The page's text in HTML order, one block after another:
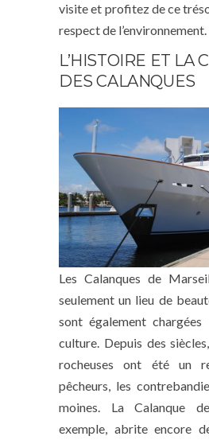
visite et profitez de ce
respect de l’environnement.
L’HISTOIRE ET LA
DES CALANQUES
Les Calanques de
seulement un lieu de
sont également
culture. Depuis des
rocheuses ont été un
pêcheurs, les
moines. La Calanque
exemple, abrite encore